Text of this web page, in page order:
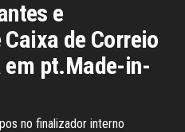
e
de Correio
em pt.Made-in-
no finalizador interno